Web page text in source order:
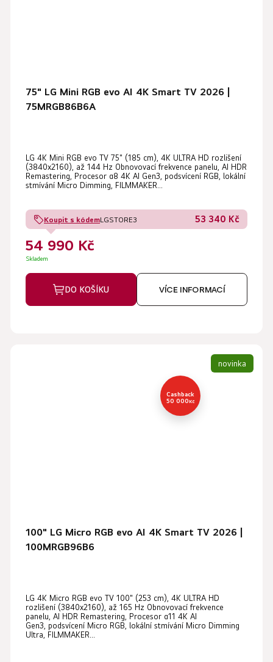
75" LG Mini RGB evo AI 4K Smart TV 2026 |
75MRGB86B6A
LG 4K Mini RGB evo TV 75" (185 cm), 4K ULTRA HD rozlišení
(3840x2160), až 144 Hz Obnovovací frekvence panelu, AI HDR
Remastering, Procesor α8 4K AI Gen3, podsvícení RGB, lokální
stmívání Micro Dimming, FILMMAKER...
Koupit s kódemLGSTORE3 53 340 Kč
54 990 Kč
Skladem
DO KOŠÍKU VÍCE INFORMACÍ
novinka
100" LG Micro RGB evo AI 4K Smart TV 2026 |
100MRGB96B6
LG 4K Micro RGB evo TV 100" (253 cm), 4K ULTRA HD
rozlišení (3840x2160), až 165 Hz Obnovovací frekvence
panelu, AI HDR Remastering, Procesor α11 4K AI
Gen3, podsvícení Micro RGB, lokální stmívání Micro Dimming
Ultra, FILMMAKER...
Cashback
50 000Kč